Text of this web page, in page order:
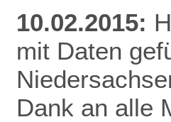
10.02.2015:
mit Daten
Dank an alle